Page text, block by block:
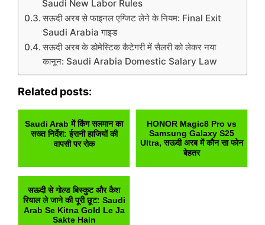
Saudi New Labor Rules
सऊदी अरब से फाइनल एग्जिट लेने के नियम: Final Exit
Saudi Arabia गाइड
सऊदी अरब के डोमेस्टिक कैटेगरी में सैलरी को लेकर नया
कानून: Saudi Arabia Domestic Salary Law
Related posts:
Saudi Arab में किंग सलमान का
सख्त निर्देश: ईरानी हाजियों की
वापसी पर रोक
HONOR Magic8 Pro vs
Samsung Galaxy S25
Ultra, सऊदी अरब में कौन सा फोन
बेहतर
सऊदी से गोल्ड बिस्कुट और कैश
रियाल ले जाने की पूरी छूट: Saudi
Arab Se Kitna Gold Le Ja
Sakte Hain